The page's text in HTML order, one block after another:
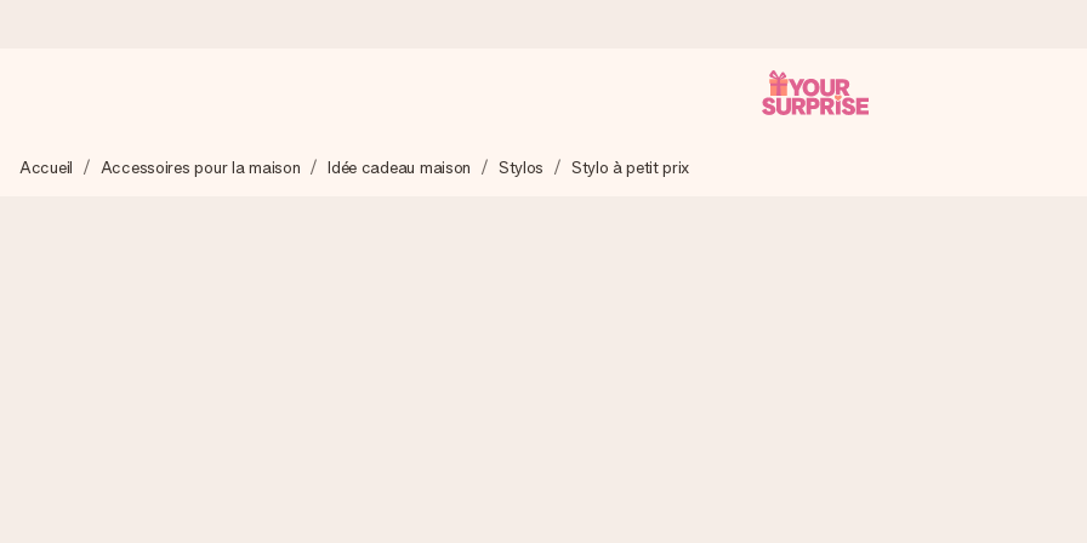
Nous préparons votre cadeau avec attention et l’envoyons en un éclair – pour que vous puissiez l’offrir au bon moment, quand
Accueil Accessoires pour la maison Idée cadeau maison Stylos Stylo à petit prix